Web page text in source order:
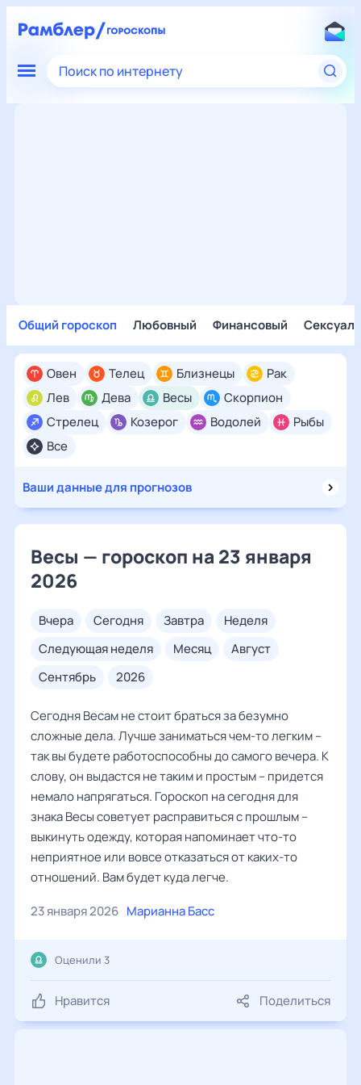
Поиск по интернету
Общий гороскоп Любовный Финансовый
Все
Овен Телец Близнецы
Рак
Лев
Дева Весы
Скорпион
Стрелец
Козерог Водолей Рыбы
Ваши данные для прогнозов
Весы — гороскоп на 23 января
2026
вчера сегодня завтра
неделя
следующая неделя
месяц
август
сентябрь
2026
Сегодня Весам не стоит браться за безумно
сложные дела. Лучше заниматься чем-то легким –
так вы будете работоспособны до самого вечера. К
слову, он выдастся не таким и простым – придется
немало напрягаться. Гороскоп на сегодня для
знака Весы советует расправиться с прошлым –
выкинуть одежду, которая напоминает что-то
неприятное или вовсе отказаться от каких-то
отношений. Вам будет куда легче.
23 января 2026 Марианна Басс
Нравится Поделиться
Оценили 3